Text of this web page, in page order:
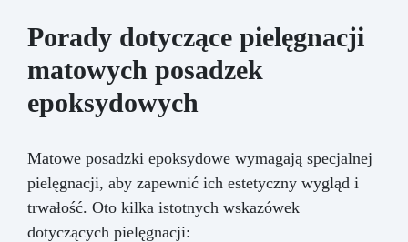
Porady dotyczące pielęgnacji
matowych posadzek
epoksydowych
Matowe posadzki epoksydowe wymagają specjalnej
pielęgnacji, aby zapewnić ich estetyczny wygląd i
trwałość. Oto kilka istotnych wskazówek
dotyczących pielęgnacji: